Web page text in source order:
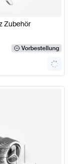
Zubehör
Vorbestellung